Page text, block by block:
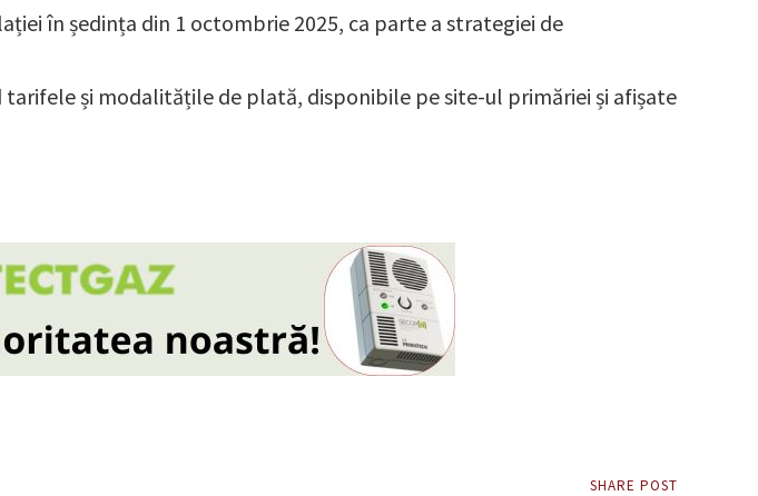
în ședința din 1 octombrie 2025, ca parte a strategiei de
și modalitățile de plată, disponibile pe site-ul primăriei și afișate
SHARE POST